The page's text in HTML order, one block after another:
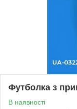
Футболка з
В наявності